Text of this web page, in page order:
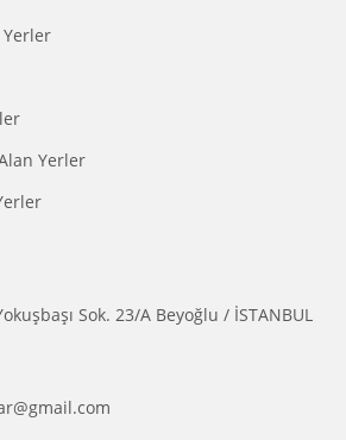
Yerler
Sok. 23/A Beyoğlu / İSTANBUL